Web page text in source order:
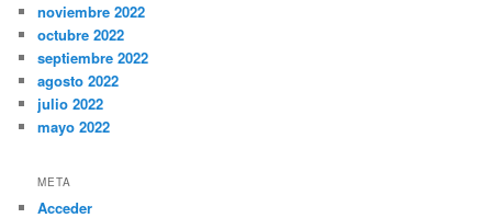
noviembre 2022
octubre 2022
septiembre 2022
agosto 2022
julio 2022
mayo 2022
META
Acceder